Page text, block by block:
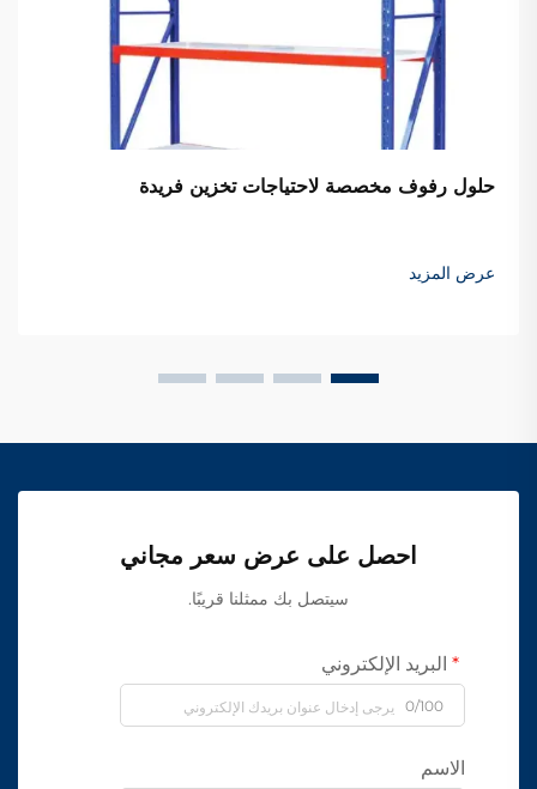
حلول رفوف مخصصة لاحتياجات تخزين فريدة
عرض المزيد
احصل على عرض سعر مجاني
سيتصل بك ممثلنا قريبًا.
البريد الإلكتروني
0/100
الاسم